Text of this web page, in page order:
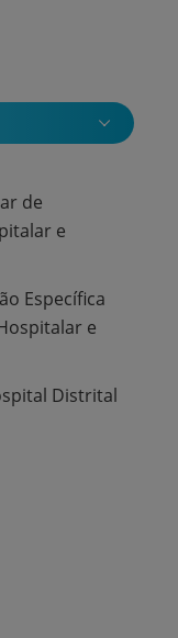
de
e
Específica
e
Distrital